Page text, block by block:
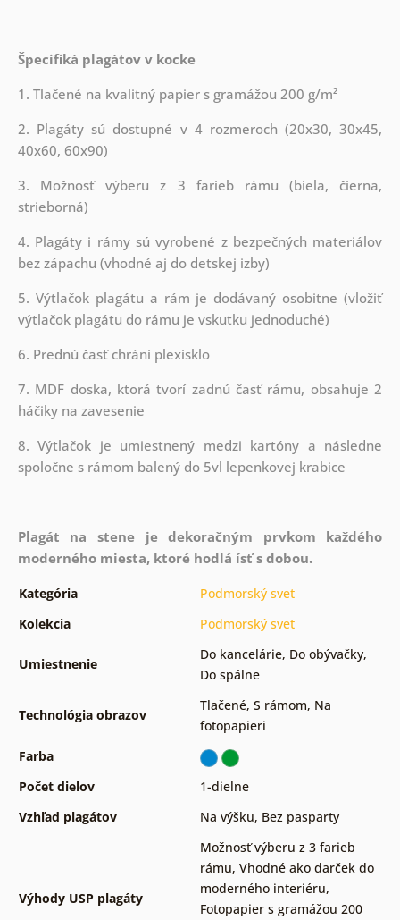
Špecifiká plagátov v kocke
1. Tlačené na kvalitný papier s gramážou 200 g/m²
2. Plagáty sú dostupné v 4 rozmeroch (20x30, 30x45,
40x60, 60x90)
3. Možnosť výberu z 3 farieb rámu (biela, čierna,
strieborná)
4. Plagáty i rámy sú vyrobené z bezpečných materiálov
bez zápachu (vhodné aj do detskej izby)
5. Výtlačok plagátu a rám je dodávaný osobitne (vložiť
výtlačok plagátu do rámu je vskutku jednoduché)
6. Prednú časť chráni plexisklo
7. MDF doska, ktorá tvorí zadnú časť rámu, obsahuje 2
háčiky na zavesenie
8. Výtlačok je umiestnený medzi kartóny a následne
spoločne s rámom balený do 5vl lepenkovej krabice
Plagát na stene je dekoračným prvkom každého
moderného miesta, ktoré hodlá ísť s dobou.
Kategória
Podmorský svet
Kolekcia
Podmorský svet
Umiestnenie
Do kancelárie, Do obývačky,
Do spálne
Technológia obrazov
Tlačené, S rámom, Na
fotopapieri
Farba
Počet dielov
1-dielne
Vzhľad plagátov
Na výšku, Bez pasparty
Výhody USP plagáty
Možnosť výberu z 3 farieb
rámu, Vhodné ako darček do
moderného interiéru,
Fotopapier s gramážou 200